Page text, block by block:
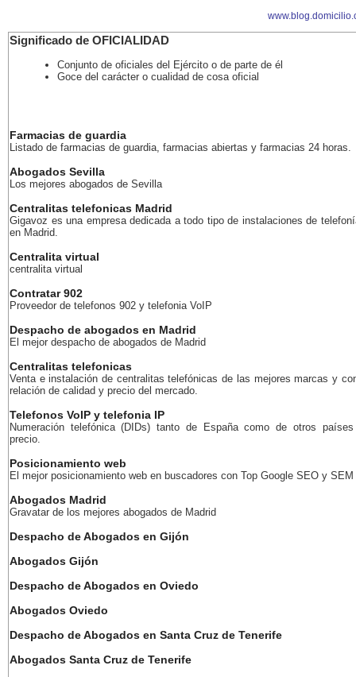
Significado de OFICIALIDAD
Conjunto de oficiales del Ejército o de parte de él
Goce del carácter o cualidad de cosa oficial
Farmacias de guardia
Listado de farmacias de guardia, farmacias abiertas y farmacias 24 horas.
Abogados Sevilla
Los mejores abogados de Sevilla
Centralitas telefonicas Madrid
Gigavoz es una empresa dedicada a todo tipo de instalaciones de
en Madrid.
Centralita virtual
centralita virtual
Contratar 902
Proveedor de telefonos 902 y telefonia VoIP
Despacho de abogados en Madrid
El mejor despacho de abogados de Madrid
Centralitas telefonicas
Venta e instalación de centralitas telefónicas de las mejores marcas y
relación de calidad y precio del mercado.
Telefonos VoIP y telefonia IP
Numeración telefónica (DIDs) tanto de España como de otros
precio.
Posicionamiento web
El mejor posicionamiento web en buscadores con Top Google SEO y SEM
Abogados Madrid
Gravatar de los mejores abogados de Madrid
Despacho de Abogados en Gijón
Abogados Gijón
Despacho de Abogados en Oviedo
Abogados Oviedo
Despacho de Abogados en Santa Cruz de Tenerife
Abogados Santa Cruz de Tenerife